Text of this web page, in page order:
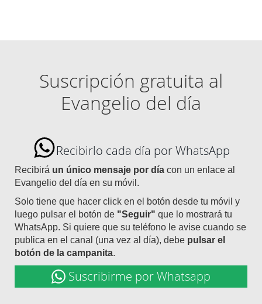
Suscripción gratuita al
Evangelio del día
Recibirlo cada día por WhatsApp
Recibirá un único mensaje por día con un enlace al
Evangelio del día en su móvil.
Solo tiene que hacer click en el botón desde tu móvil y
luego pulsar el botón de "Seguir" que lo mostrará tu
WhatsApp. Si quiere que su teléfono le avise cuando se
publica en el canal (una vez al día), debe pulsar el
botón de la campanita.
Suscribirme por Whatsapp